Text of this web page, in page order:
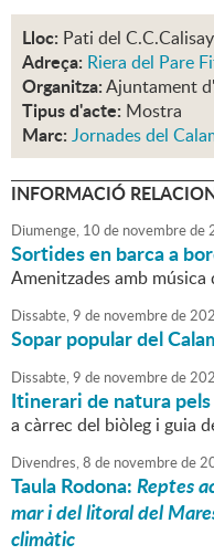
Lloc: Pati del C.C.Calisay
Adreça: Riera del Pare
Organitza:Ajuntament
Tipus d'acte: Mostra
Marc: Jornades del
INFORMACIÓ
Diumenge, 10 de novembrede
Sortides en barca a
Amenitzades amb
Dissabte,9 de novembrede
Sopar popular del
Dissabte,9 de novembrede
Itinerari de natura
a càrrec del biòleg i guia
Divendres,8 de novembrede
Taula Rodona:Reptes
mar i del litoral del
climàtic